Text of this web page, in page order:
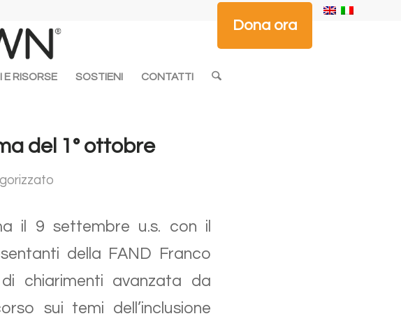
Dona ora
E RISORSE SOSTIENI CONTATTI
del 1° ottobre
il 9 settembre u.s. con il
della FAND Franco
chiarimenti avanzata da
sui temi dell’inclusione